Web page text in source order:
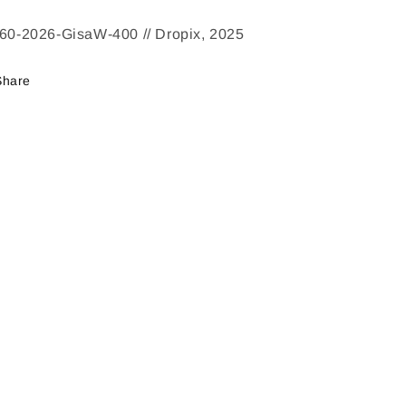
2026-GisaW-400 // Dropix, 2025